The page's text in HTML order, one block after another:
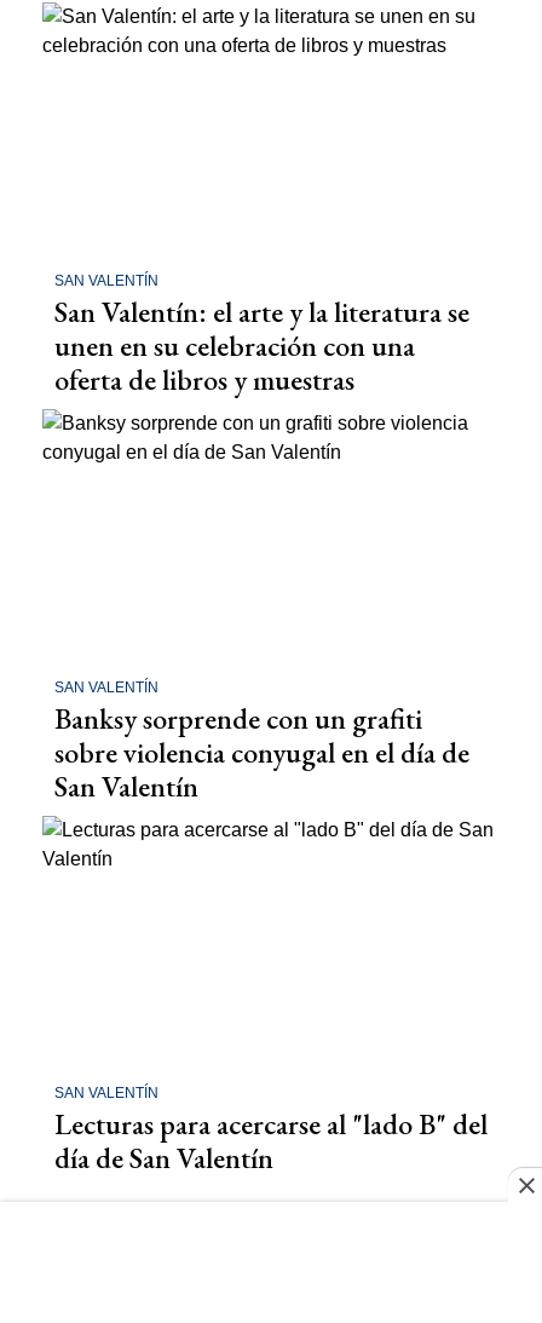
SAN VALENTÍN
San Valentín: el arte y la literatura se
unen en su celebración con una
oferta de libros y muestras
SAN VALENTÍN
Banksy sorprende con un grafiti
sobre violencia conyugal en el día de
San Valentín
SAN VALENTÍN
Lecturas para acercarse al "lado B" del
día de San Valentín